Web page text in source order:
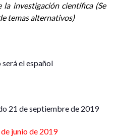
investigación científica (Se
temas alternativos)
el español
21 de septiembre de 2019
junio de 2019